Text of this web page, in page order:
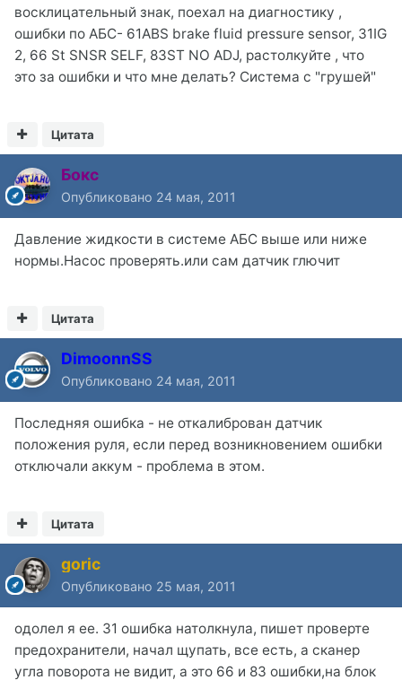
восклицательный знак, поехал на диагностику ,
ошибки по АБС- 61ABS brake fluid pressure sensor, 31IG
2, 66 St SNSR SELF, 83ST NO ADJ, растолкуйте , что
это за ошибки и что мне делать? Система с "грушей"
Цитата
Бокс
Опубликовано 24 мая, 2011
Давление жидкости в системе АБС выше или ниже
нормы.Насос проверять.или сам датчик глючит
Цитата
DimoonnSS
Опубликовано 24 мая, 2011
Последняя ошибка - не откалиброван датчик
положения руля, если перед возникновением ошибки
отключали аккум - проблема в этом.
Цитата
goric
Опубликовано 25 мая, 2011
одолел я ее. 31 ошибка натолкнула, пишет проверте
предохранители, начал щупать, все есть, а сканер
угла поворота не видит, а это 66 и 83 ошибки,на блок